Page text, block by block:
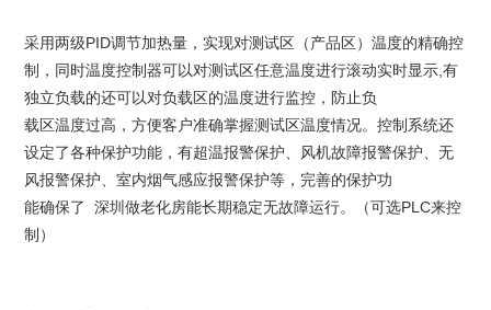
采用两级PID调节加热量，实现对测试区（产品区）温度的精确控
制，同时温度控制器可以对测试区任意温度进行滚动实时显示,有
独立负载的还可以对负载区的温度进行监控，防止负
载区温度过高，方便客户准确掌握测试区温度情况。控制系统还
设定了各种保护功能，有超温报警保护、风机故障报警保护、无
风报警保护、室内烟气感应报警保护等，完善的保护功
能确保了 深圳做老化房能长期稳定无故障运行。（可选PLC来控
制）